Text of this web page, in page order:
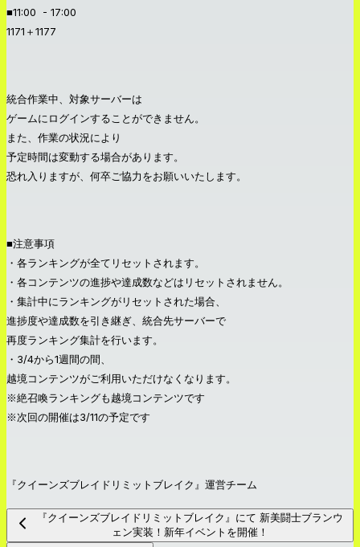
■11:00 - 17:00
1171＋1177
統合作業中、対象サーバーは
ゲームにログインすることができません。
また、作業の状況により
予定時間は変動する場合があります。
恐れ入りますが、何卒ご協力をお願いいたします。
■注意事項
・各ランキングが全てリセットされます。
・各コンテンツの進捗や達成数などはリセットされません。
・集計中にランキングがリセットされた場合、
進捗度や達成数を引き継ぎ、統合先サーバーで
再度ランキング集計を行います。
・3/4から1週間の間、
越境コンテンツがご利用いただけなくなります。
※絶召喚ランキングも越境コンテンツです
※次回の開催は3/11の予定です
『クイーンズブレイドリミットブレイク』運営チーム
『クイーンズブレイドリミットブレイク』にて 新美闘士ブランウ
ェン実装！新年イベントを開催！